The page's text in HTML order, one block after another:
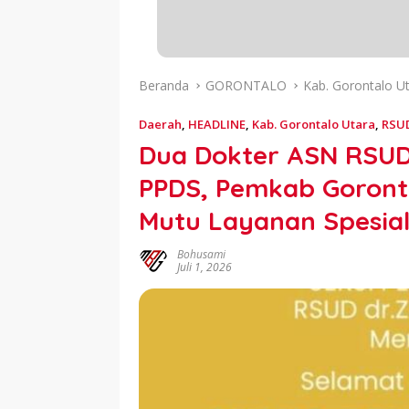
Beranda GORONTALO Kab. Gorontalo
Daerah, HEADLINE, Kab. Gorontalo Utara,
Dua Dokter ASN
PPDS, Pemkab
Mutu Layanan
Bohusami
Juli 1, 2026